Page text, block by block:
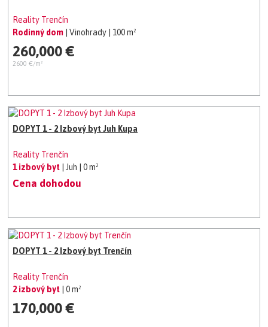
Reality Trenčín
Rodinný dom | Vinohrady | 100 m²
260,000 €
2600 €/m²
DOPYT 1 - 2 Izbový byt Juh Kupa
Reality Trenčín
1 izbový byt
| Juh | 0 m²
Cena dohodou
DOPYT 1 - 2 Izbový byt Trenčín
Reality Trenčín
2 izbový byt
| 0 m²
170,000 €